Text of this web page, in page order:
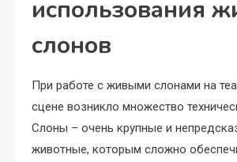
использования
слонов
При работе с живыми слонами на
сцене возникло множество
Слоны – очень крупные и
животные, которым сложно